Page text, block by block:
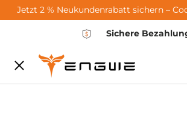
Zum Inhalt springen
Jetzt 2 % Neukundenrabatt sichern –
Sichere
Speisekarte
City-Sale